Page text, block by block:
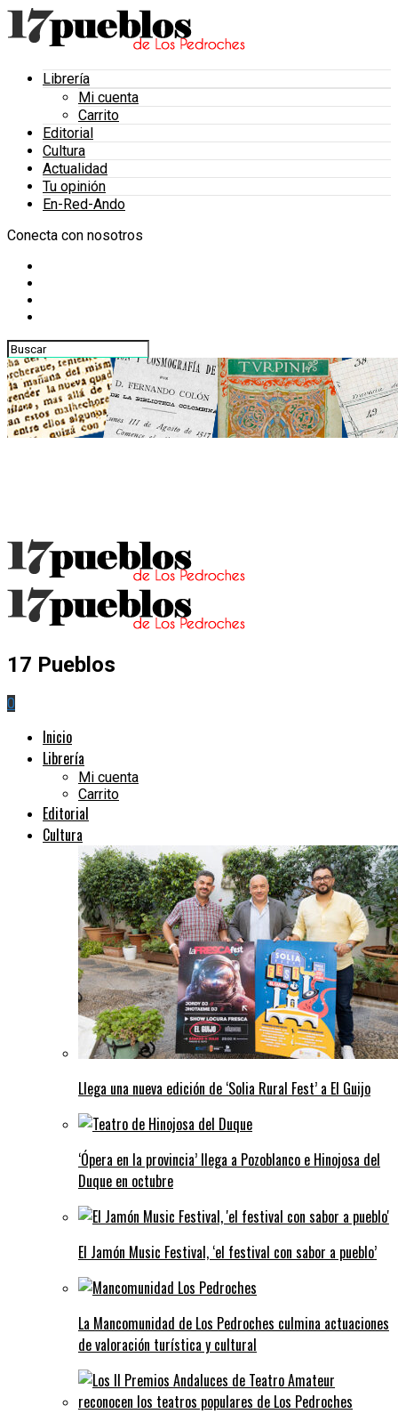
Librería
Mi cuenta
Carrito
Editorial
Cultura
Actualidad
Tu opinión
En-Red-Ando
Conecta con nosotros
17 Pueblos
0
Inicio
Librería
Mi cuenta
Carrito
Editorial
Cultura
Llega una nueva edición de ‘Solia Rural Fest’ a El Guijo
‘Ópera en la provincia’ llega a Pozoblanco e Hinojosa del
Duque en octubre
El Jamón Music Festival, ‘el festival con sabor a pueblo’
La Mancomunidad de Los Pedroches culmina actuaciones
de valoración turística y cultural